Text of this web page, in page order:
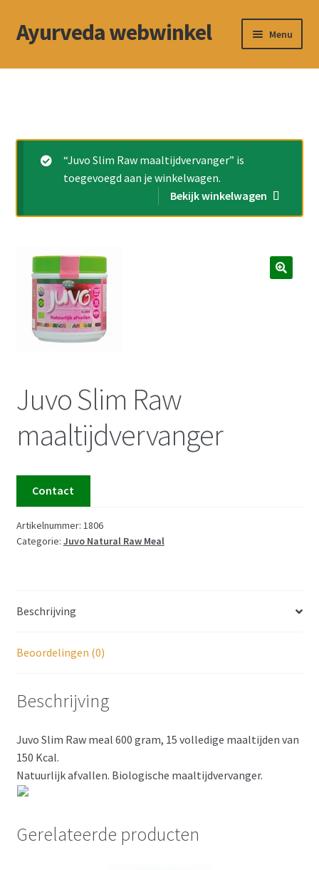
Ga
door
Ga
naar
Ayurveda webwinkel Menu
Winkel
Betalingswijze
Privacybeleid
Algemene voorwaarden
Cookiebeleid (EU)
“Juvo Slim Raw maaltijdvervanger” is
toegevoegd aan je winkelwagen.
Bekijk winkelwagen
Juvo Slim Raw
maaltijdvervanger
Contact
Artikelnummer: 1806
Categorie: Juvo Natural Raw Meal
Beschrijving
Beoordelingen (0)
Beschrijving
Juvo Slim Raw meal 600 gram, 15 volledige maaltijden van
150 Kcal.
Natuurlijk afvallen. Biologische maaltijdvervanger.
Gerelateerde producten